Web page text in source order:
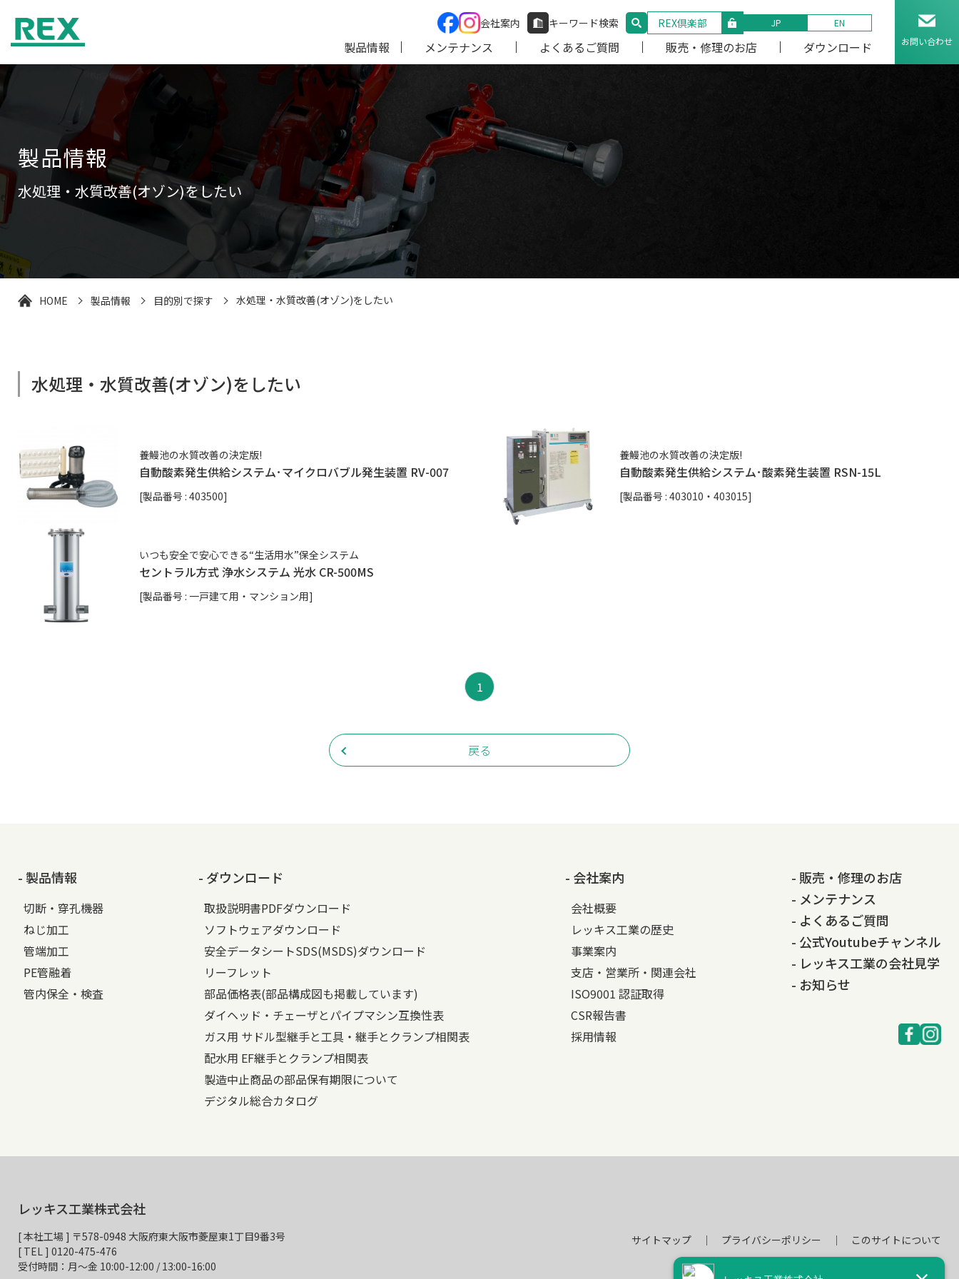
会社案内 キーワード検索 REX倶楽部 JP EN
製品情報 メンテナンス よくあるご質問 販売・修理のお店 ダウンロード お問い合わせ
製品情報
水処理・水質改善(オゾン)をしたい
HOME 製品情報 目的別で探す 水処理・水質改善(オゾン)をしたい
水処理・水質改善(オゾン)をしたい
養鰻池の水質改善の決定版!
自動酸素発生供給システム･マイクロバブル発生装置 RV-007
[製品番号 : 403500]
養鰻池の水質改善の決定版!
自動酸素発生供給システム･酸素発生装置 RSN-15L
[製品番号 : 403010・403015]
いつも安全で安心できる“生活用水”保全システム
セントラル方式 浄水システム 光水 CR-500MS
[製品番号 : 一戸建て用・マンション用]
1
戻る
- 製品情報
切断・穿孔機器
ねじ加工
管端加工
PE管融着
管内保全・検査
- ダウンロード
取扱説明書PDFダウンロード
ソフトウェアダウンロード
安全データシートSDS(MSDS)ダウンロード
リーフレット
部品価格表(部品構成図も掲載しています)
ダイヘッド・チェーザとパイプマシン互換性表
ガス用 サドル型継手と工具・継手とクランプ相関表
配水用 EF継手とクランプ相関表
製造中止商品の部品保有期限について
デジタル総合カタログ
- 会社案内
会社概要
レッキス工業の歴史
事業案内
支店・営業所・関連会社
ISO9001 認証取得
CSR報告書
採用情報
- 販売・修理のお店
- メンテナンス
- よくあるご質問
- 公式Youtubeチャンネル
- レッキス工業の会社見学
- お知らせ
レッキス工業株式会社
[ 本社工場 ] 〒578-0948 大阪府東大阪市菱屋東1丁目9番3号
[ TEL ] 0120-475-476
受付時間：月～金 10:00-12:00 / 13:00-16:00
サイトマップ プライバシーポリシー このサイトについて